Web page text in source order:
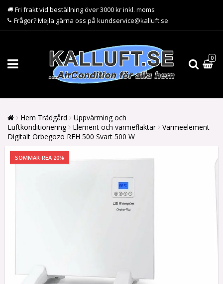
Fri frakt vid beställning över 3000 kr inkl. moms
Frågor? Mejla gärna oss på kundservice@kalluft.se
0
Hem Trädgård
Uppvärming och
Luftkonditionering
Element och värmefläktar
Värmeelement
Digitalt Orbegozo REH 500 Svart 500 W
SOMMAR-REA 20%